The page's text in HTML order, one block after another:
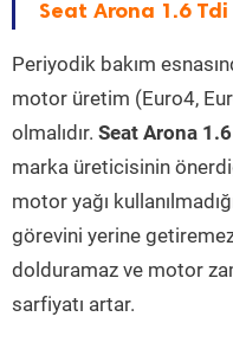
Seat Arona 1.6
Periyodik bakım
motor üretim (Euro4,
olmalıdır. Seat Arona
marka üreticisinin
motor yağı
görevini yerine
dolduramaz ve motor
sarfiyatı artar.